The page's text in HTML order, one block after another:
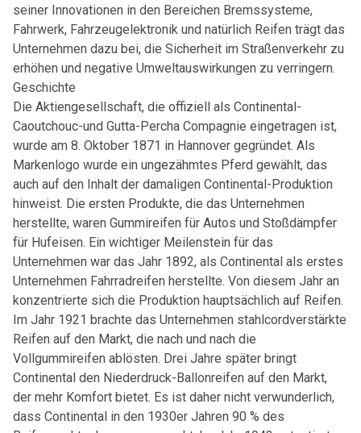
seiner Innovationen in den Bereichen Bremssysteme,
Fahrwerk, Fahrzeugelektronik und natürlich Reifen trägt das
Unternehmen dazu bei, die Sicherheit im Straßenverkehr zu
erhöhen und negative Umweltauswirkungen zu verringern.
Geschichte
Die Aktiengesellschaft, die offiziell als Continental-
Caoutchouc-und Gutta-Percha Compagnie eingetragen ist,
wurde am 8. Oktober 1871 in Hannover gegründet. Als
Markenlogo wurde ein ungezähmtes Pferd gewählt, das
auch auf den Inhalt der damaligen Continental-Produktion
hinweist. Die ersten Produkte, die das Unternehmen
herstellte, waren Gummireifen für Autos und Stoßdämpfer
für Hufeisen. Ein wichtiger Meilenstein für das
Unternehmen war das Jahr 1892, als Continental als erstes
Unternehmen Fahrradreifen herstellte. Von diesem Jahr an
konzentrierte sich die Produktion hauptsächlich auf Reifen.
Im Jahr 1921 brachte das Unternehmen stahlcordverstärkte
Reifen auf den Markt, die nach und nach die
Vollgummireifen ablösten. Drei Jahre später bringt
Continental den Niederdruck-Ballonreifen auf den Markt,
der mehr Komfort bietet. Es ist daher nicht verwunderlich,
dass Continental in den 1930er Jahren 90 % des